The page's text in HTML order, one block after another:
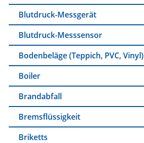
Blutdruck-Messgerät
Blutdruck-Messsensor
Bodenbeläge (Teppich, PVC, Vinyl)
Boiler
Brandabfall
Bremsflüssigkeit
Briketts